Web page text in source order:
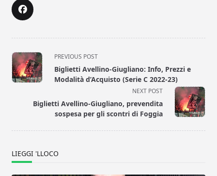
<span
class="nav-
subtitle
reader-
text">Page</span>
PREVIOUS POST
Biglietti Avellino-Giugliano: Info, Prezzi e
Modalità d’Acquisto (Serie C 2022-23)
NEXT POST
Biglietti Avellino-Giugliano, prevendita
sospesa per gli scontri di Foggia
LIEGGI 'LLOCO